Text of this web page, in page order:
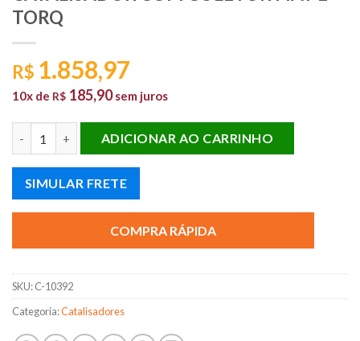
TORQ
R$ 1.858,97
10x de R$ 185,90 sem juros
ADICIONAR AO CARRINHO
SIMULAR FRETE
COMPRA RÁPIDA
SKU:C-10392
Categoria:Catalisadores